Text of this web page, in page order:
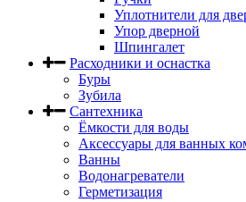
Уплотнители для
Упор дверной
Шпингалет
Расходники и оснастка
Буры
Зубила
Сантехника
Ёмкости для воды
Аксессуары для ванных
Ванны
Водонагреватели
Герметизация